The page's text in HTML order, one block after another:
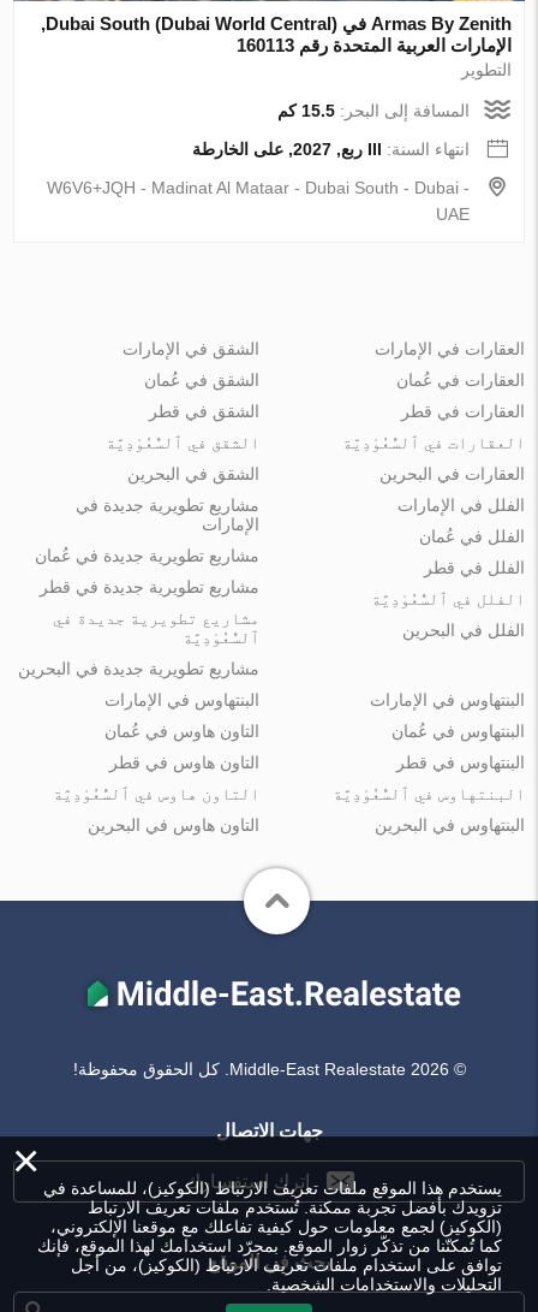
Armas By Zenith في Dubai South (Dubai World Central),
الإمارات العربية المتحدة رقم 160113
التطوير
المسافة إلى البحر:15.5 كم
انتهاء السنة: III ربع, 2027, على الخارطة
W6V6+JQH - Madinat Al Mataar - Dubai South - Dubai -
UAE
العقارات في الإمارات
العقارات في عُمان
العقارات في قطر
العقارات في ٱلسُّعُوْدِيَّة
العقارات في البحرين
الشقق في الإمارات
الشقق في عُمان
الشقق في قطر
الشقق في ٱلسُّعُوْدِيَّة
الشقق في البحرين
الفلل في الإمارات
الفلل في عُمان
الفلل في قطر
الفلل في ٱلسُّعُوْدِيَّة
الفلل في البحرين
مشاريع تطويرية جديدة في
الإمارات
مشاريع تطويرية جديدة في عُمان
مشاريع تطويرية جديدة في قطر
مشاريع تطويرية جديدة في
ٱلسُّعُوْدِيَّة
مشاريع تطويرية جديدة في البحرين
البنتهاوس في الإمارات
البنتهاوس في عُمان
البنتهاوس في قطر
البنتهاوس في ٱلسُّعُوْدِيَّة
البنتهاوس في البحرين
البنتهاوس في الإمارات
التاون هاوس في عُمان
التاون هاوس في قطر
التاون هاوس في ٱلسُّعُوْدِيَّة
التاون هاوس في البحرين
© Middle-East Realestate 2026. كل الحقوق محفوظة!
جهات الاتصال
اترك استفسارك
بحث في الموقع
×
يستخدم هذا الموقع ملفات تعريف الارتباط (الكوكيز)، للمساعدة في
تزويدك بأفضل تجربة ممكنة. تُستخدم ملفات تعريف الارتباط
(الكوكيز) لجمع معلومات حول كيفية تفاعلك مع موقعنا الإلكتروني،
كما تُمكنّنا من تذكّر زوار الموقع. بمجرّد استخدامك لهذا الموقع، فإنك
توافق على استخدام ملفات تعريف الارتباط (الكوكيز)، من أجل
التحليلات والاستخدامات الشخصية.